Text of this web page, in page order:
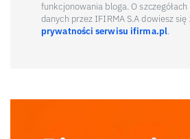
funkcjonowania bloga. O
danych przez IFIRMA S.A dowiesz się
prywatności serwisu ifirma.pl.